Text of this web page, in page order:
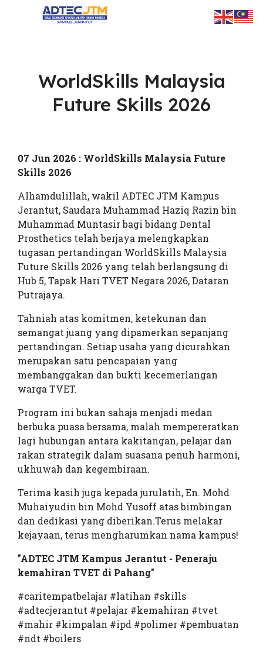
WorldSkills Malaysia
Future Skills 2026
07 Jun 2026 : WorldSkills Malaysia Future
Skills 2026
Alhamdulillah, wakil ADTEC JTM Kampus
Jerantut, Saudara Muhammad Haziq Razin bin
Muhammad Muntasir bagi bidang Dental
Prosthetics telah berjaya melengkapkan
tugasan pertandingan WorldSkills Malaysia
Future Skills 2026 yang telah berlangsung di
Hub 5, Tapak Hari TVET Negara 2026, Dataran
Putrajaya.
Tahniah atas komitmen, ketekunan dan
semangat juang yang dipamerkan sepanjang
pertandingan. Setiap usaha yang dicurahkan
merupakan satu pencapaian yang
membanggakan dan bukti kecemerlangan
warga TVET.
Program ini bukan sahaja menjadi medan
berbuka puasa bersama, malah mempereratkan
lagi hubungan antara kakitangan, pelajar dan
rakan strategik dalam suasana penuh harmoni,
ukhuwah dan kegembiraan.
Terima kasih juga kepada jurulatih, En. Mohd
Muhaiyudin bin Mohd Yusoff atas bimbingan
dan dedikasi yang diberikan.Terus melakar
kejayaan, terus mengharumkan nama kampus!
"ADTEC JTM Kampus Jerantut - Peneraju
kemahiran TVET di Pahang"
#caritempatbelajar #latihan #skills
#adtecjerantut #pelajar #kemahiran #tvet
#mahir #kimpalan #ipd #polimer #pembuatan
#ndt #boilers